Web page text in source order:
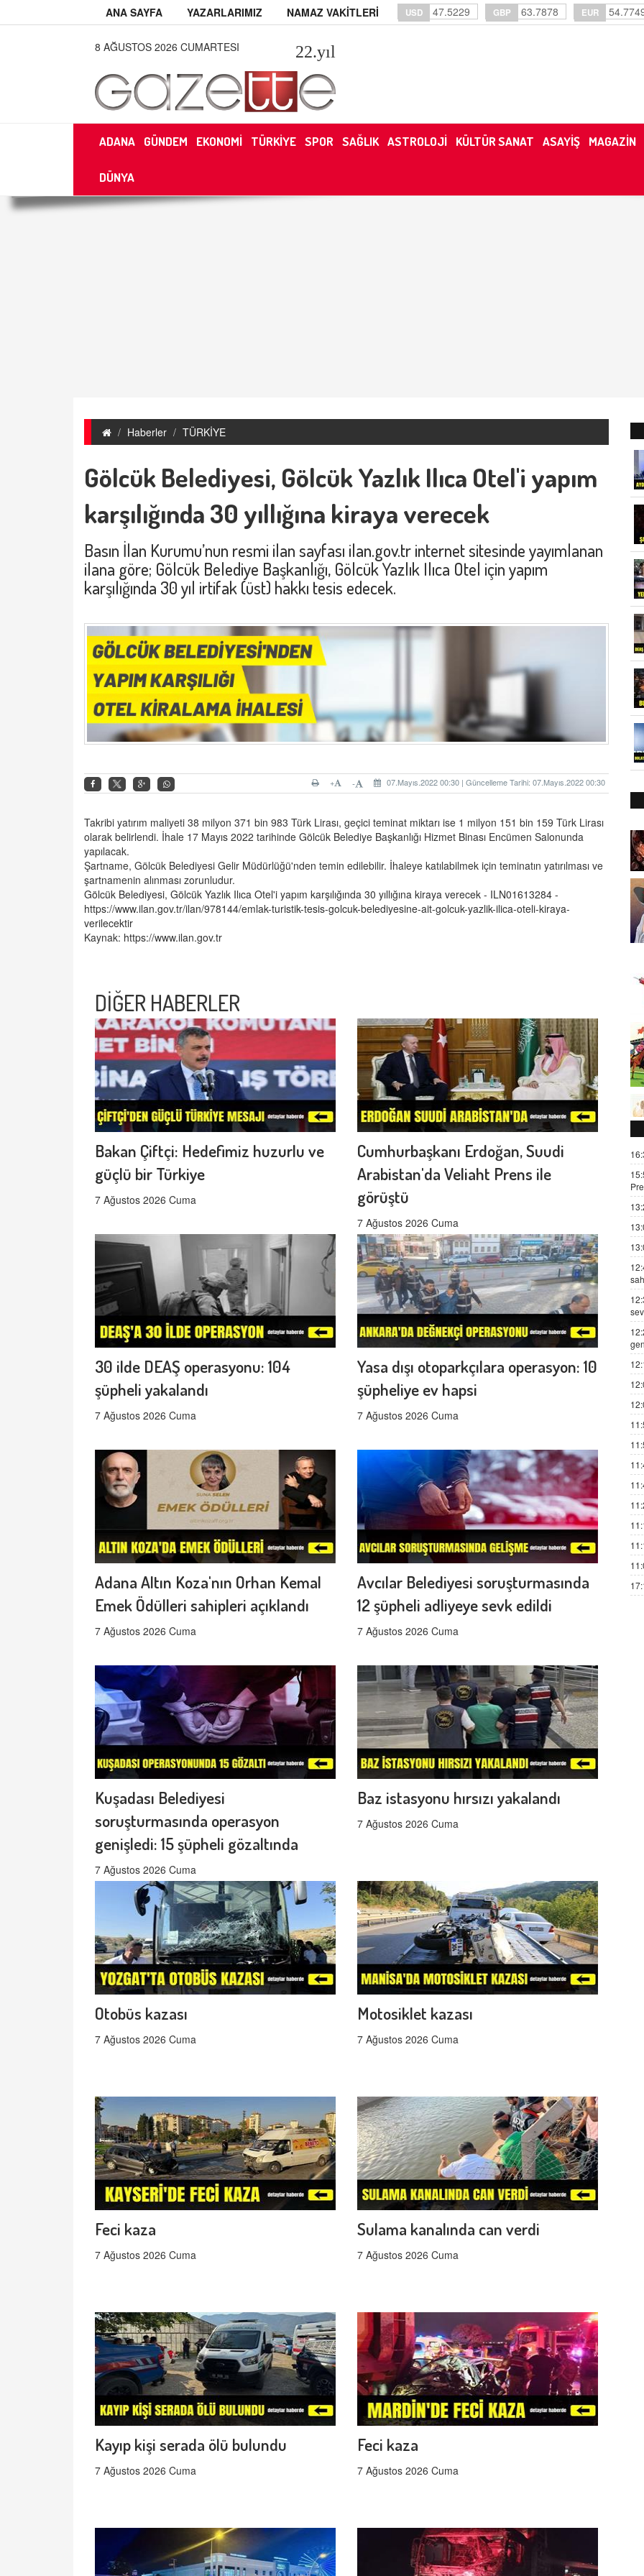
ANA SAYFA YAZARLARIMIZ NAMAZ VAKİTLERİ USD 47.5229 GBP 63.7878 EUR
8 AĞUSTOS 2026 CUMARTESI 22.yıl
ADANA GÜNDEM EKONOMİ TÜRKİYE SPOR SAĞLIK ASTROLOJİ KÜLTÜR SANAT ASAYİŞ MAGAZİN
DÜNYA
Haberler TÜRKİYE
Gölcük Belediyesi, Gölcük Yazlık Ilıca Otel'i yapım
karşılığında 30 yıllığına kiraya verecek
Basın İlan Kurumu’nun resmi ilan sayfası ilan.gov.tr internet sitesinde yayımlanan
ilana göre; Gölcük Belediye Başkanlığı, Gölcük Yazlık Ilıca Otel için yapım
karşılığında 30 yıl irtifak (üst) hakkı tesis edecek.
07.Mayıs.2022 00:30 | Güncelleme Tarihi: 07.Mayıs.2022 00:30
-
+
Takribi yatırım maliyeti 38 milyon 371 bin 983 Türk Lirası, geçici teminat miktarı ise 1 milyon 151 bin 159 Türk Lirası
olarak belirlendi. İhale 17 Mayıs 2022 tarihinde Gölcük Belediye Başkanlığı Hizmet Binası Encümen Salonunda
yapılacak.
Şartname, Gölcük Belediyesi Gelir Müdürlüğü'nden temin edilebilir. İhaleye katılabilmek için teminatın yatırılması ve
şartnamenin alınması zorunludur.
Gölcük Belediyesi, Gölcük Yazlık Ilıca Otel'i yapım karşılığında 30 yıllığına kiraya verecek - ILN01613284 -
https://www.ilan.gov.tr/ilan/978144/emlak-turistik-tesis-golcuk-belediyesine-ait-golcuk-yazlik-ilica-oteli-kiraya-
verilecektir
Kaynak: https://www.ilan.gov.tr
DİĞER HABERLER
Bakan Çiftçi: Hedefimiz huzurlu ve
güçlü bir Türkiye
7 Ağustos 2026 Cuma
Cumhurbaşkanı Erdoğan, Suudi
Arabistan'da Veliaht Prens ile
görüştü
7 Ağustos 2026 Cuma
30 ilde DEAŞ operasyonu: 104
şüpheli yakalandı
7 Ağustos 2026 Cuma
Yasa dışı otoparkçılara operasyon: 10
şüpheliye ev hapsi
7 Ağustos 2026 Cuma
Adana Altın Koza'nın Orhan Kemal
Emek Ödülleri sahipleri açıklandı
7 Ağustos 2026 Cuma
Avcılar Belediyesi soruşturmasında
12 şüpheli adliyeye sevk edildi
7 Ağustos 2026 Cuma
Kuşadası Belediyesi
soruşturmasında operasyon
genişledi: 15 şüpheli gözaltında
7 Ağustos 2026 Cuma
Baz istasyonu hırsızı yakalandı
7 Ağustos 2026 Cuma
Otobüs kazası
7 Ağustos 2026 Cuma
Motosiklet kazası
7 Ağustos 2026 Cuma
Feci kaza
7 Ağustos 2026 Cuma
Sulama kanalında can verdi
7 Ağustos 2026 Cuma
Kayıp kişi serada ölü bulundu
7 Ağustos 2026 Cuma
Feci kaza
7 Ağustos 2026 Cuma